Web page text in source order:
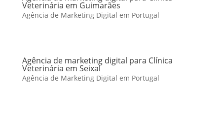
Veterinária em Guimarães
Agência de Marketing Digital em Portugal
Agência de marketing digital para Clínica
Veterinária em Seixal
Agência de Marketing Digital em Portugal